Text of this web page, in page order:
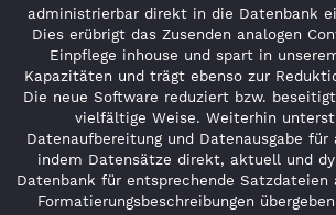
administrierbar direkt in die Datenbank
Dies erübrigt das Zusenden analogen
Einpflege inhouse und spart in
Kapazitäten und trägt ebenso zur
Die neue Software reduziert bzw.
vielfältige Weise. Weiterhin
Datenaufbereitung und Datenausgabe für
indem Datensätze direkt, aktuell und
Datenbank für entsprechende Satzdateien
Formatierungsbeschreibungen